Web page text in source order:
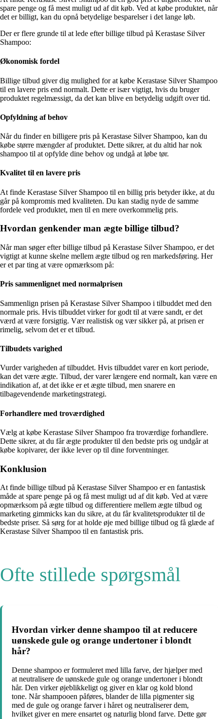
spare penge og få mest muligt ud af dit køb. Ved at købe produktet, når
det er billigt, kan du opnå betydelige besparelser i det lange løb.
Der er flere grunde til at lede efter billige tilbud på Kerastase Silver
Shampoo:
Økonomisk fordel
Billige tilbud giver dig mulighed for at købe Kerastase Silver Shampoo
til en lavere pris end normalt. Dette er især vigtigt, hvis du bruger
produktet regelmæssigt, da det kan blive en betydelig udgift over tid.
Opfyldning af behov
Når du finder en billigere pris på Kerastase Silver Shampoo, kan du
købe større mængder af produktet. Dette sikrer, at du altid har nok
shampoo til at opfylde dine behov og undgå at løbe tør.
Kvalitet til en lavere pris
At finde Kerastase Silver Shampoo til en billig pris betyder ikke, at du
går på kompromis med kvaliteten. Du kan stadig nyde de samme
fordele ved produktet, men til en mere overkommelig pris.
Hvordan genkender man ægte billige tilbud?
Når man søger efter billige tilbud på Kerastase Silver Shampoo, er det
vigtigt at kunne skelne mellem ægte tilbud og ren markedsføring. Her
er et par ting at være opmærksom på:
Pris sammenlignet med normalprisen
Sammenlign prisen på Kerastase Silver Shampoo i tilbuddet med den
normale pris. Hvis tilbuddet virker for godt til at være sandt, er det
værd at være forsigtig. Vær realistisk og vær sikker på, at prisen er
rimelig, selvom det er et tilbud.
Tilbudets varighed
Vurder varigheden af tilbuddet. Hvis tilbuddet varer en kort periode,
kan det være ægte. Tilbud, der varer længere end normalt, kan være en
indikation af, at det ikke er et ægte tilbud, men snarere en
tilbagevendende marketingstrategi.
Forhandlere med troværdighed
Vælg at købe Kerastase Silver Shampoo fra troværdige forhandlere.
Dette sikrer, at du får ægte produkter til den bedste pris og undgår at
købe kopivarer, der ikke lever op til dine forventninger.
Konklusion
At finde billige tilbud på Kerastase Silver Shampoo er en fantastisk
måde at spare penge på og få mest muligt ud af dit køb. Ved at være
opmærksom på ægte tilbud og differentiere mellem ægte tilbud og
marketing gimmicks kan du sikre, at du får kvalitetsprodukter til de
bedste priser. Så sørg for at holde øje med billige tilbud og få glæde af
Kerastase Silver Shampoo til en fantastisk pris.
Ofte stillede spørgsmål
Hvordan virker denne shampoo til at reducere
uønskede gule og orange undertoner i blondt
hår?
Denne shampoo er formuleret med lilla farve, der hjælper med
at neutralisere de uønskede gule og orange undertoner i blondt
hår. Den virker øjeblikkeligt og giver en klar og kold blond
tone. Når shampooen påføres, blander de lilla pigmenter sig
med de gule og orange farver i håret og neutraliserer dem,
hvilket giver en mere ensartet og naturlig blond farve. Dette gør